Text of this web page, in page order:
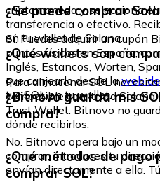
criptomoneda y selecciona el
transferencia o efectivo.
en tu wallet de Solana.
¿Se puede comprar
Sí. Puedes adquirir un cupón
puntos físicos en España,
Inglés, Estancos, Worten,
que canjearlo desde laweb
tus SOL en tu wallet.
¿Qué wallets son
Para almacenar SOL
compatible con la red
Trust Wallet. Bitnovo no
dónde recibirlos.
¿Bitnovo guarda mis
compra?
No. Bitnovo opera bajo un
comprar, introduces tu
envían directamente a ella.
¿Qué métodos de pago
comprar SOL?